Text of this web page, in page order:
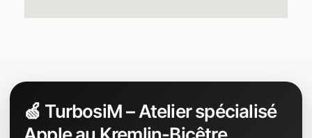
🍏 TurbosiM – Atelier spécialisé